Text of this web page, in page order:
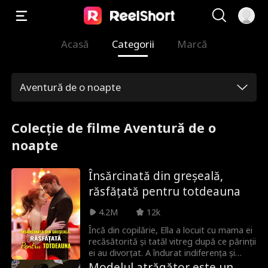
Acasă Categorii Marcă
Aventură de o noapte
Colecție de filme Aventură de o
noapte
Însărcinată din greșeală,
răsfățată pentru totdeauna
4.2M
12k
Încă din copilărie, Ella a locuit cu mama ei
recăsătorită și tatăl vitreg după ce părinții
ei au divorțat. A îndurat indiferența și
abuzul în casa tatălui vitreg. După ce